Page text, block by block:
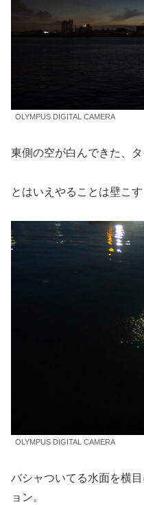
OLYMPUS DIGITAL CAMERA
東側の空が白んできた、
とはいえやることは壁こす
OLYMPUS DIGITAL CAMERA
バシャついてる水面を横
ョン。